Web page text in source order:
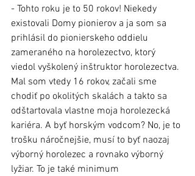
- Tohto roku je to 50 rokov! Niekedy
existovali Domy pionierov a ja som sa
prihlásil do pionierskeho oddielu
zameraného na horolezectvo, ktorý
viedol vyškolený inštruktor horolezectva.
Mal som vtedy 16 rokov, začali sme
chodiť po okolitých skalách a takto sa
odštartovala vlastne moja horolezecká
kariéra. A byť horským vodcom? No, je to
trošku náročnejšie, musí to byť naozaj
výborný horolezec a rovnako výborný
lyžiar. To je také minimum